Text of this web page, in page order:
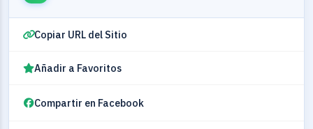
Copiar URL del Sitio
Añadir a Favoritos
Compartir en Facebook